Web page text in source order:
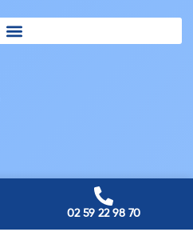
02 59 22 98 70